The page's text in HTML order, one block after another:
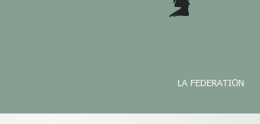
LA FEDERATION